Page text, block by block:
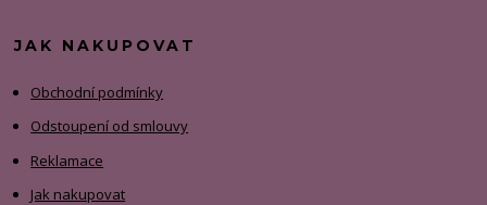
JAK NAKUPOVAT
Obchodní podmínky
Odstoupení od smlouvy
Reklamace
Jak nakupovat